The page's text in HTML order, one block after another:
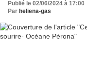
Publié le 02/06/2024 à 17:00
Par heliena-gas